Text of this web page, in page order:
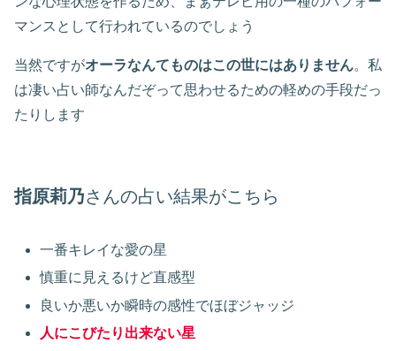
マンスとして行われているのでしょう
当然ですがオーラなんてものはこの世にはありません。私
は凄い占い師なんだぞって思わせるための軽めの手段だっ
たりします
指原莉乃さんの占い結果がこちら
一番キレイな愛の星
慎重に見えるけど直感型
良いか悪いか瞬時の感性でほぼジャッジ
人にこびたり出来ない星